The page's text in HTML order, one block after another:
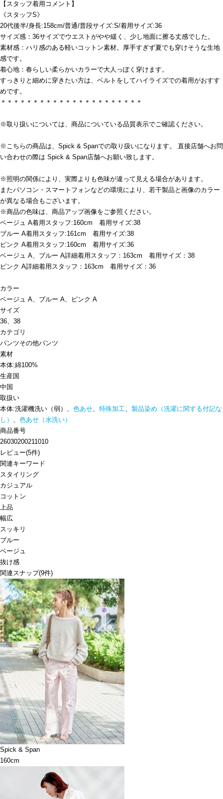
【スタッフ着用コメント】
《スタッフS》
20代後半/身長:158cm/普通/普段サイズ:S/着用サイズ:36
サイズ感：36サイズでウエストがやや緩く、少し地面に擦る丈感でした。
素材感：ハリ感のある軽いコットン素材。厚手すぎず夏でも穿けそうな生地
感です。
着心地：春らしい柔らかいカラーで大人っぽく穿けます。
すっきりと細めに穿きたい方は、ベルトをしてハイライズでの着用がおすす
めです。
＊＊＊＊＊＊＊＊＊＊＊＊＊＊＊＊＊＊＊＊＊＊
※取り扱いについては、商品についている品質表示でご確認ください。
※こちらの商品は、Spick & Spanでの取り扱いになります。 直接店舗へお問
い合わせの際は Spick & Span店舗へお願い致します。
※照明の関係により、実際よりも色味が違って見える場合があります。
またパソコン・スマートフォンなどの環境により、若干製品と画像のカラー
が異なる場合もございます。
※商品の色味は、商品アップ画像をご参照ください。
ベージュ A着用スタッフ:160cm 着用サイズ:38
ブルー A着用スタッフ:161cm 着用サイズ:38
ピンク A着用スタッフ:160cm 着用サイズ:36
ベージュ A、ブルー A詳細着用スタッフ：163cm 着用サイズ：38
ピンク A詳細着用スタッフ：163cm 着用サイズ：36
カラー
ベージュ A、ブルー A、ピンク A
サイズ
36、38
カテゴリ
パンツその他パンツ
素材
本体:綿100%
生産国
中国
取扱い
本体:洗濯機洗い（弱）、 色あせ、 特殊加工、 製品染め（洗濯に関する付記な
し） 、 色あせ（水洗い）
商品番号
26030200211010
レビュー(5件)
関連キーワード
スタイリング
カジュアル
コットン
上品
幅広
スッキリ
ブルー
ベージュ
抜け感
関連スナップ(9件)
Spick & Span
160cm